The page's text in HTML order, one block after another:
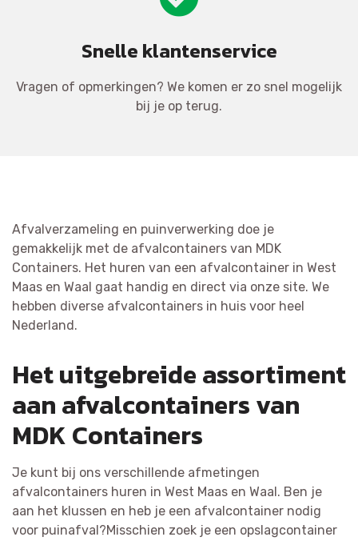
Snelle klantenservice
Vragen of opmerkingen? We komen er zo snel mogelijk
bij je op terug.
Afvalverzameling en puinverwerking doe je
gemakkelijk met de afvalcontainers van MDK
Containers. Het huren van een afvalcontainer in West
Maas en Waal gaat handig en direct via onze site. We
hebben diverse afvalcontainers in huis voor heel
Nederland.
Het uitgebreide assortiment
aan afvalcontainers van
MDK Containers
Je kunt bij ons verschillende afmetingen
afvalcontainers huren in West Maas en Waal. Ben je
aan het klussen en heb je een afvalcontainer nodig
voor puinafval?Misschien zoek je een opslagcontainer